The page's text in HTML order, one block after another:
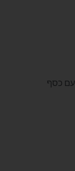
עם כסף